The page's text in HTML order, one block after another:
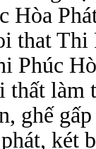
Hòa
that
Phúc
thất làm
ghế
két